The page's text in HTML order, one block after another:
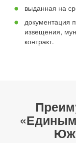
выданная на
документация
извещения,
контракт.